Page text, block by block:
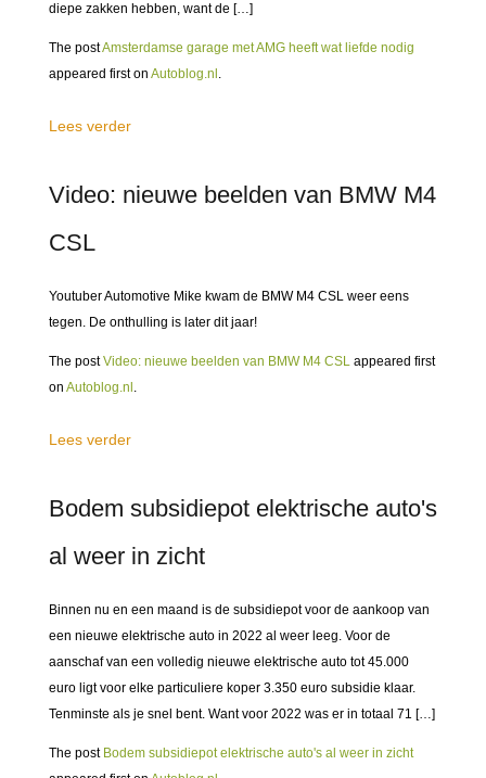
diepe zakken hebben, want de […]
The postAmsterdamse garage met AMG heeft wat liefde nodig
appeared first on Autoblog.nl .
Lees verder
Video: nieuwe beelden van BMW M4
CSL
Youtuber Automotive Mike kwam de BMW M4 CSL weer eens
tegen. De onthulling is later dit jaar!
The postVideo: nieuwe beelden van BMW M4 CSL appeared first
on Autoblog.nl .
Lees verder
Bodem subsidiepot elektrische auto's
al weer in zicht
Binnen nu en een maand is de subsidiepot voor de aankoop van
een nieuwe elektrische auto in 2022 al weer leeg. Voor de
aanschaf van een volledig nieuwe elektrische auto tot 45.000
euro ligt voor elke particuliere koper 3.350 euro subsidie klaar.
Tenminste als je snel bent. Want voor 2022 was er in totaal 71 […]
The post Bodem subsidiepot elektrische auto's al weer in zicht